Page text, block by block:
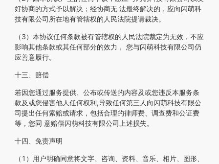
好协商的方式予以解决；经协商无 法最终解决的，应向闪萌科
技有限公司所在地有管辖权的人民法院提请裁决。
（3）本协议任何条款被有管辖权的人民法院裁定为无效，不应
影响其他条款或其任何部分的效力， 您与闪萌科技有限公司仍
应善意履行。
十三、赔偿
若因您通过服务提供、公布或传送的内容及或您违反本服务条
款及或您侵害他人任何权利,导致任何第三人向闪萌科技有限公
司提出任何索赔或请求，包括合理的律师费、调查费和公证费
等，您同 意赔偿闪萌科技有限公司上述损失。
十四、免责声明
（1）用户明确同意将文字、咨询、资料、音乐、相片、图形、